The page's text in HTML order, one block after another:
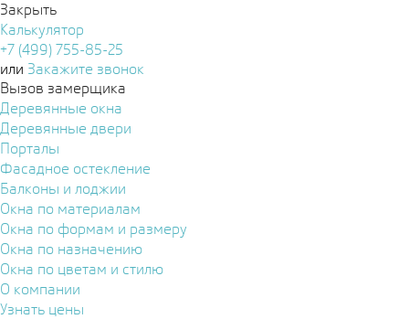
Закрыть
Калькулятор
+7 (499) 755-85-25
или Закажите звонок
Вызов замерщика
Деревянные окна
Деревянные двери
Порталы
Фасадное остекление
Балконы и лоджии
Окна по материалам
Окна по формам и размеру
Окна по назначению
Окна по цветам и стилю
О компании
Узнать цены